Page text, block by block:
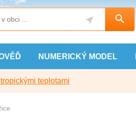
NUMERICKÝ MODEL
teplotami